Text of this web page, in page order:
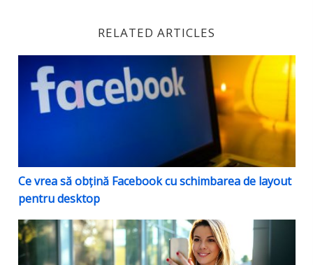
RELATED ARTICLES
Ce vrea să obțină Facebook cu schimbarea de
Ce vrea să obțină Facebook cu schimbarea de layout
pentru desktop
Video pe LinkedIn – O strategie nouă de brand